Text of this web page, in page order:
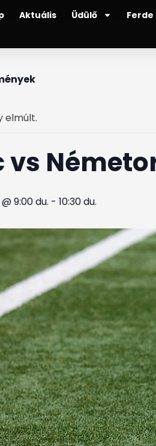
Aktuális Üdülő
elmúlt.
vs
9:00 du. - 10:30 du.